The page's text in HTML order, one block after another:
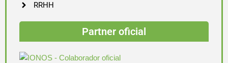
RRHH
Partner oficial